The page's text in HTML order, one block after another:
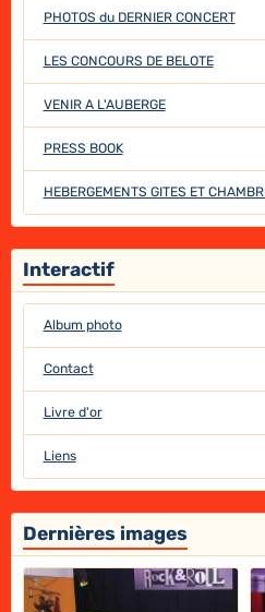
PHOTOS du DERNIER CONCERT
LES CONCOURS DE BELOTE
VENIR A L'AUBERGE
PRESS BOOK
HEBERGEMENTS GITES ET
Interactif
Album photo
Contact
Livre d'or
Liens
Dernières images